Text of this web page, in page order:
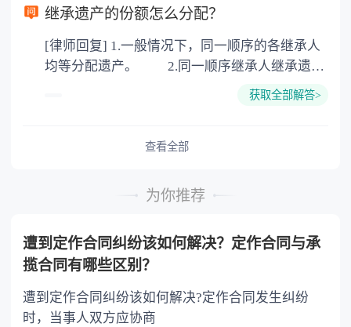
以防对财产继承发生纠纷，可以对遗产继承进行
公证。
继承遗产的份额怎么分配？
[律师回复] 1.一般情况下，同一顺序的各继承人
均等分配遗产。 2.同一顺序继承人继承遗产
或者与被继承人共同生活的继承人，分配遗产
的继承人，不尽扶养义务的，分配遗产时，应当
获取全部解答>
查看全部
为你推荐
遭到定作合同纠纷该如何解决？定作合同与承
揽合同有哪些区别？
遭到定作合同纠纷该如何解决?定作合同发生纠纷
时，当事人双方应协商